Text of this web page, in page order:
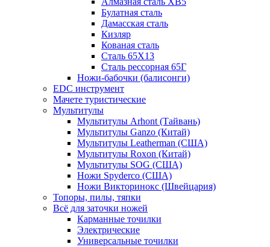
Булатная сталь
Дамасская сталь
Кизляр
Кованая сталь
Сталь 65Х13
Сталь рессорная 65Г
Ножи-бабочки (балисонги)
EDC инструмент
Мачете туристические
Мультитулы
Мультитулы Arhont (Тайвань)
Мультитулы Ganzo (Китай)
Мультитулы Leatherman (США)
Мультитулы Roxon (Китай)
Мультитулы SOG (США)
Ножи Spyderco (США)
Ножи Викторинокс (Швейцария)
Топоры, пилы, тяпки
Всё для заточки ножей
Карманные точилки
Электрические
Универсальные точилки